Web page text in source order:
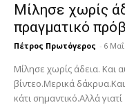
Μίλησε χωρίς
πραγματικό
Πέτρος Πρωτόγερος - 6
Μίλησε χωρίς άδεια. Και
βίντεο.Μερικά
κάτι σημαντικό.Αλλά